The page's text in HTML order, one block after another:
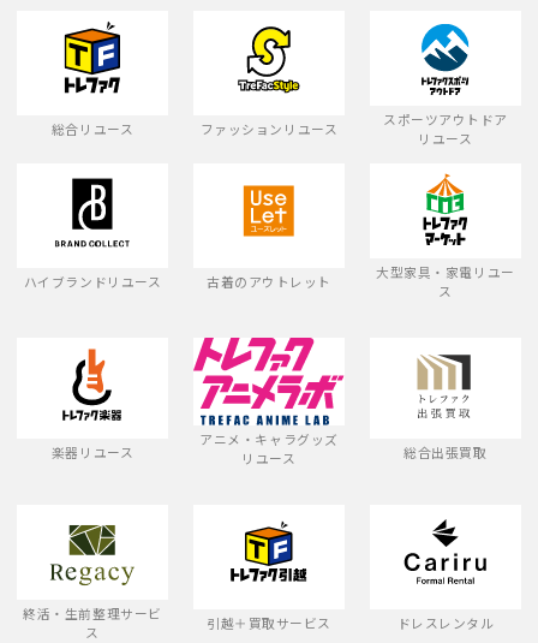
総合リユース ファッションリユース
スポーツアウトドア
リユース
ハイブランドリユース 古着のアウトレット
大型家具・家電リユー
ス
楽器リユース
アニメ・キャラグッズ
リユース
総合出張買取
終活・生前整理サービ
ス
引越＋買取サービス ドレスレンタル